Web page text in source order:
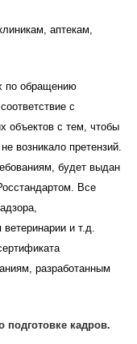
аптекам,
по обращению
с
объектов с тем, чтобы
возникало претензий.
будет выдан
Все
и т.д.
разработанным
подготовке кадров.